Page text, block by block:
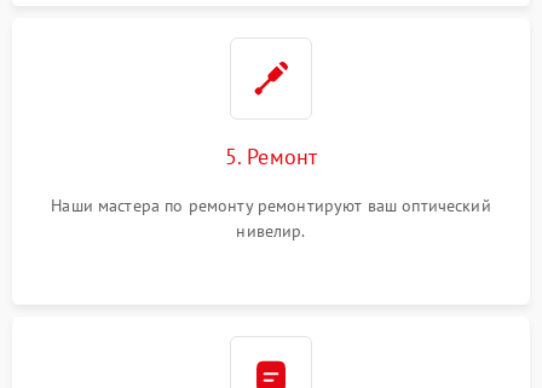
5. Ремонт
Наши мастера по ремонту ремонтируют ваш оптический
нивелир.